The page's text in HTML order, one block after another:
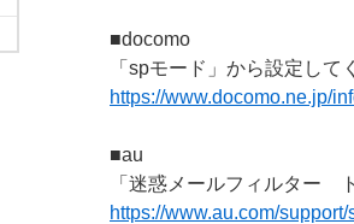
■docomo
「spモード」から設定して
https://www.docomo.ne.jp/
■au
「迷惑メールフィルター
https://www.au.com/